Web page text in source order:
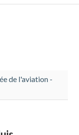
de l'aviation -